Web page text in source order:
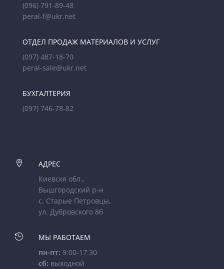
(096) 791-89-48
peral-f@ukr.net
ОТДЕЛ ПРОДАЖ МАТЕРИАЛОВ И УСЛУГ
(097) 487-18-70
peral-sale@ukr.net
БУХГАЛТЕРИЯ
(097) 746-78-82

АДРЕС
Киевскя обл.,
Вышгородский р-н
с. Старые Петровцы,
ул. Дубровского 8б

МЫ РАБОТАЕМ
пн-пт: 9:00-17:30
сб: выходной